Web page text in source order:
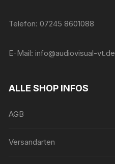
Telefon: 07245 8601088
E-Mail: info@audiovisual-vt.de
ALLE SHOP INFOS
AGB
Versandarten